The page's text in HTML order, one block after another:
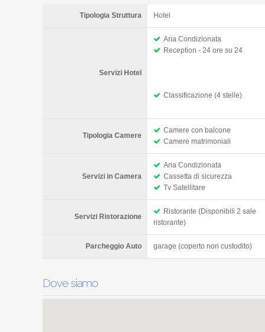
Tipologia Struttura Hotel
Servizi Hotel
Aria Condizionata
Reception - 24 ore su 24
Classificazione (4 stelle)
Tipologia Camere
Camere con balcone
Camere matrimoniali
Servizi in Camera
Aria Condizionata
Cassetta di sicurezza
Tv Satellitare
Servizi Ristorazione
Ristorante (Disponibili 2 sale
ristorante)
Parcheggio Auto garage (coperto non custodito)
Dove siamo